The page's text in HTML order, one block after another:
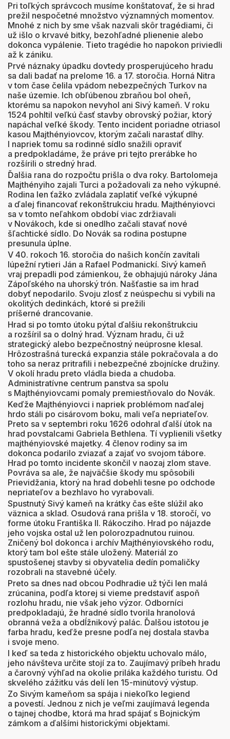
Pri toľkých správcoch musíme konštatovať, že si hrad
prežil nespočetné množstvo významných momentov.
Mnohé z nich by sme však nazvali skôr tragédiami, či
už išlo o krvavé bitky, bezohľadné plienenie alebo
dokonca vypálenie. Tieto tragédie ho napokon priviedli
až k zániku.
Prvé náznaky úpadku dovtedy prosperujúceho hradu
sa dali badať na prelome 16. a 17. storočia. Horná Nitra
v tom čase čelila vpádom nebezpečných Turkov na
naše územie. Ich obľúbenou zbraňou bol oheň,
ktorému sa napokon nevyhol ani Sivý kameň. V roku
1524 pohltil veľkú časť stavby obrovský požiar, ktorý
napáchal veľké škody. Tento incident poriadne otriasol
kasou Majthényiovcov, ktorým začali narastať dlhy.
I napriek tomu sa rodinné sídlo snažili opraviť
a predpokladáme, že práve pri tejto prerábke ho
rozšírili o stredný hrad.
Ďalšia rana do rozpočtu prišla o dva roky. Bartolomeja
Majthényiho zajali Turci a požadovali za neho výkupné.
Rodina len ťažko zvládala zaplatiť veľké výkupné
a ďalej financovať rekonštrukciu hradu. Majthényiovci
sa v tomto neľahkom období viac zdržiavali
v Novákoch, kde si onedlho začali stavať nové
šľachtické sídlo. Do Novák sa rodina postupne
presunula úplne.
V 40. rokoch 16. storočia do našich končín zavítali
lúpežní rytieri Ján a Rafael Podmanickí. Sivý kameň
vraj prepadli pod zámienkou, že obhajujú nároky Jána
Zápoľského na uhorský trón. Našťastie sa im hrad
dobyť nepodarilo. Svoju zlosť z neúspechu si vybili na
okolitých dedinkách, ktoré si prežili
príšerné drancovanie.
Hrad si po tomto útoku pýtal ďalšiu rekonštrukciu
a rozšíril sa o dolný hrad. Význam hradu, či už
strategický alebo bezpečnostný neúprosne klesal.
Hrôzostrašná turecká expanzia stále pokračovala a do
toho sa neraz pritrafili i nebezpečné zbojnícke družiny.
V okolí hradu preto vládla bieda a chudoba.
Administratívne centrum panstva sa spolu
s Majthényiovcami pomaly premiestňovalo do Novák.
Keďže Majthényiovci i napriek problémom naďalej
hrdo stáli po cisárovom boku, mali veľa nepriateľov.
Preto sa v septembri roku 1626 odohral ďalší útok na
hrad povstalcami Gabriela Bethlena. Tí vyplienili všetky
majthényiovské majetky. 4 členov rodiny sa im
dokonca podarilo zviazať a zajať vo svojom tábore.
Hrad po tomto incidente skončil v naozaj zlom stave.
Povráva sa ale, že najväčšie škody mu spôsobili
Prievidžania, ktorý na hrad dobehli tesne po odchode
nepriateľov a bezhlavo ho vyrabovali.
Spustnutý Sivý kameň na krátky čas ešte slúžil ako
väznica a sklad. Osudová rana prišla v 18. storočí, vo
forme útoku Františka II. Rákocziho. Hrad po nájazde
jeho vojska ostal už len polorozpadnutou ruinou.
Zničený bol dokonca i archív Majthényiovského rodu,
ktorý tam bol ešte stále uložený. Materiál zo
spustošenej stavby si obyvatelia dedín pomaličky
rozobrali na stavebné účely.
Preto sa dnes nad obcou Podhradie už týči len malá
zrúcanina, podľa ktorej si vieme predstaviť aspoň
rozlohu hradu, nie však jeho výzor. Odborníci
predpokladajú, že hradné sídlo tvorila hranolová
obranná veža a obdĺžnikový palác. Ďalšou istotou je
farba hradu, keďže presne podľa nej dostala stavba
i svoje meno.
I keď sa teda z historického objektu uchovalo málo,
jeho návšteva určite stojí za to. Zaujímavý príbeh hradu
a čarovný výhľad na okolie priláka každého turistu. Od
skvelého zážitku vás delí len 15-minútový výstup.
Zo Sivým kameňom sa spája i niekoľko legiend
a povestí. Jednou z nich je veľmi zaujímavá legenda
o tajnej chodbe, ktorá ma hrad spájať s Bojnickým
zámkom a ďalšími historickými objektami.